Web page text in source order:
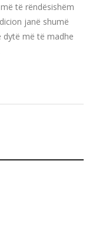
të rëndësishëm
janë shumë
dytë më të madhe